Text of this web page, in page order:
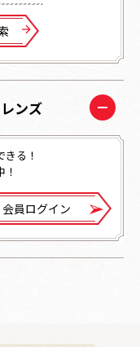
ンズ
る！
会員ログイン